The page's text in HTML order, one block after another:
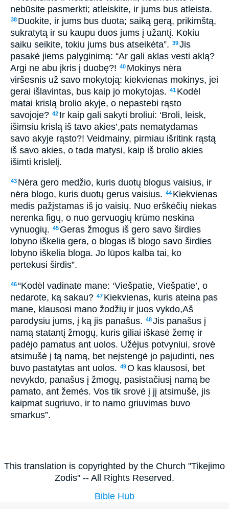
nebūsite pasmerkti; atleiskite, ir jums bus atleista.
38 Duokite, ir jums bus duota; saiką gerą, prikimštą,
sukratytą ir su kaupu duos jums į užantį. Kokiu
saiku seikite, tokiu jums bus atseikėta”. 39Jis
pasakė jiems palyginimą: “Ar gali aklas vesti aklą?
Argi ne abu įkris į duobę?! 40 Mokinys nėra
viršesnis už savo mokytoją: kiekvienas mokinys, jei
gerai išlavintas, bus kaip jo mokytojas. 41 Kodėl
matai krislą brolio akyje, o nepastebi rąsto
savojoje? 42 Ir kaip gali sakyti broliui: ‘Broli, leisk,
išimsiu krislą iš tavo akies’,­pats nematydamas
savo akyje rąsto?! Veidmainy, pirmiau išritink rąstą
iš savo akies, o tada matysi, kaip iš brolio akies
išimti krislelį.
43 Nėra gero medžio, kuris duotų blogus vaisius, ir
nėra blogo, kuris duotų gerus vaisius. 44 Kiekvienas
medis pažįstamas iš jo vaisių. Nuo erškėčių niekas
nerenka figų, o nuo gervuogių krūmo neskina
vynuogių. 45 Geras žmogus iš gero savo širdies
lobyno iškelia gera, o blogas iš blogo savo širdies
lobyno iškelia bloga. Jo lūpos kalba tai, ko
pertekusi širdis”.
46“Kodėl vadinate mane: ‘Viešpatie, Viešpatie’, o
nedarote, ką sakau? 47 Kiekvienas, kuris ateina pas
mane, klausosi mano žodžių ir juos vykdo,­Aš
parodysiu jums, į ką jis panašus. 48Jis panašus į
namą statantį žmogų, kuris giliai iškasė žemę ir
padėjo pamatus ant uolos. Užėjus potvyniui, srovė
atsimušė į tą namą, bet neįstengė jo pajudinti, nes
buvo pastatytas ant uolos. 49O kas klausosi, bet
nevykdo, panašus į žmogų, pasistačiusį namą be
pamato, ant žemės. Vos tik srovė į jį atsimušė, jis
kaipmat sugriuvo, ir to namo griuvimas buvo
smarkus”.
This translation is copyrighted by the Church "Tikejimo
Zodis" -- All Rights Reserved.
Bible Hub